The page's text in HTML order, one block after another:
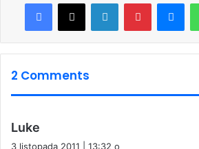
Facebook
X LinkedInPinterest
2 Comments
Luke
3 listopada 2011 | 13:32 o